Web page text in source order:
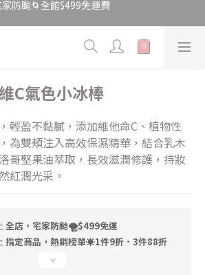
家防颱🌀全館$499免運費
/ 國際唇膏日💄$199美唇開搶
家防颱🌀全館$499免運費
C氣色小冰棒
輕盈不黏膩，添加維他命C、植物性
為雙頰注入高效保濕精華，結合乳木
哥堅果油萃取，長效滋潤修護，持妝
紅潤光采。
全店，宅家防颱🌪️$499免運
指定商品，熱銷榜單☀️1件9折．3件88折